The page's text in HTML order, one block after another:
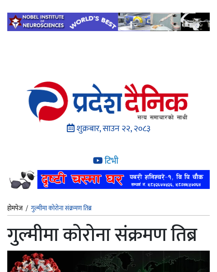
शुक्रबार, साउन २२, २०८३
टिभी
होमपेज /गुल्मीमा कोरोना संक्रमण तिब्र
गुल्मीमा कोरोना संक्रमण तिब्र